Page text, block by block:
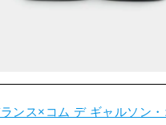
ンス×コム デ ギャルソン・